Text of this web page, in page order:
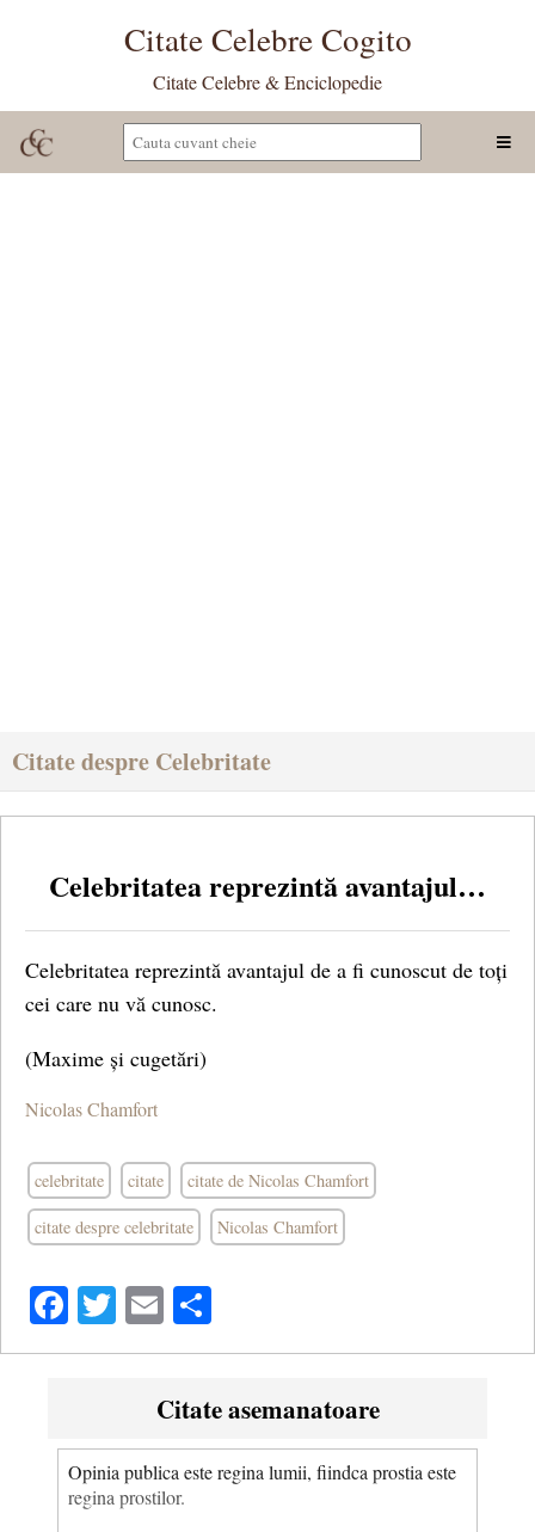
Citate Celebre Cogito
Citate Celebre & Enciclopedie
Citate despre Celebritate
Celebritatea reprezintă avantajul…
Celebritatea reprezintă avantajul de a fi cunoscut de toți
cei care nu vă cunosc.
(Maxime și cugetări)
Nicolas Chamfort
celebritate citate citate de Nicolas Chamfort
citate despre celebritate Nicolas Chamfort
Facebook
Twitter
Email
Citate asemanatoare
Opinia publica este regina lumii, fiindca prostia este
regina prostilor.